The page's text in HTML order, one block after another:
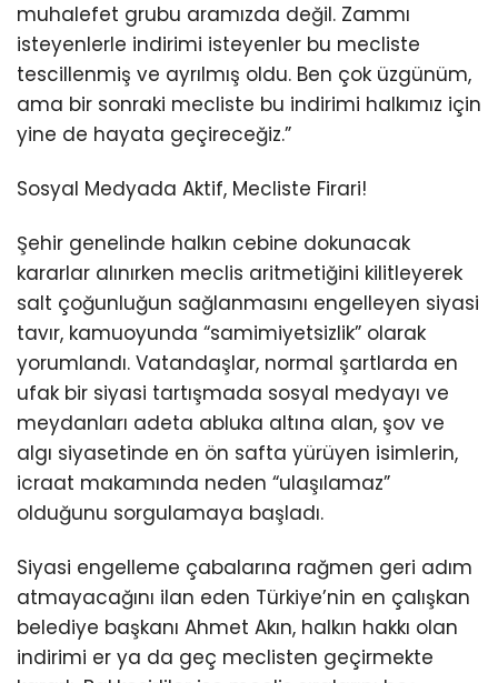
muhalefet grubu aramızda değil. Zammı
isteyenlerle indirimi isteyenler bu mecliste
tescillenmiş ve ayrılmış oldu. Ben çok üzgünüm,
ama bir sonraki mecliste bu indirimi halkımız için
yine de hayata geçireceğiz.”
Sosyal Medyada Aktif, Mecliste Firari!
Şehir genelinde halkın cebine dokunacak
kararlar alınırken meclis aritmetiğini kilitleyerek
salt çoğunluğun sağlanmasını engelleyen siyasi
tavır, kamuoyunda “samimiyetsizlik” olarak
yorumlandı. Vatandaşlar, normal şartlarda en
ufak bir siyasi tartışmada sosyal medyayı ve
meydanları adeta abluka altına alan, şov ve
algı siyasetinde en ön safta yürüyen isimlerin,
icraat makamında neden “ulaşılamaz”
olduğunu sorgulamaya başladı.
Siyasi engelleme çabalarına rağmen geri adım
atmayacağını ilan eden Türkiye’nin en çalışkan
belediye başkanı Ahmet Akın, halkın hakkı olan
indirimi er ya da geç meclisten geçirmekte